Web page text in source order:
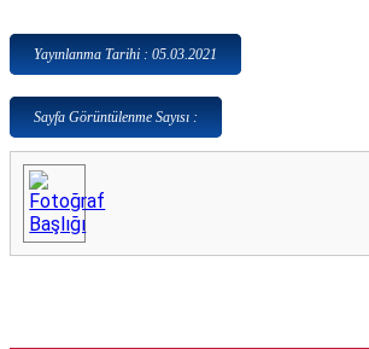
Yayınlanma Tarihi : 05.03.2021
Sayfa Görüntülenme Sayısı :